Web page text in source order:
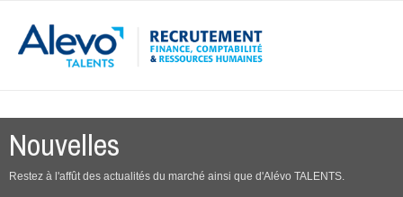
Nouvelles
Restez à l'affût des actualités du marché ainsi que d'Alévo TALENTS.